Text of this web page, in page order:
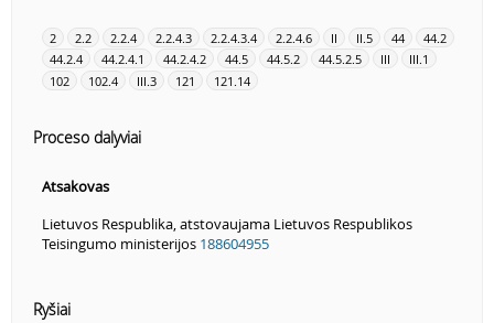
2 2.2 2.2.4 2.2.4.3 2.2.4.3.4 2.2.4.6 II II.5 44
44.2
44.2.4
44.2.4.1 44.2.4.2 44.5 44.5.2 44.5.2.5 III
III.1
102
102.4 III.3 121 121.14
Proceso dalyviai
Atsakovas
Lietuvos Respublika, atstovaujama Lietuvos Respublikos
Teisingumo ministerijos 188604955
Ryšiai